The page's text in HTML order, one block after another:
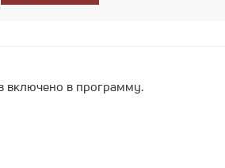
включено в программу.